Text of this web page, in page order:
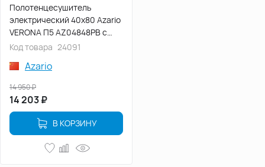
Полотенцесушитель
электрический 40х80 Azario
VERONA П5 AZ04848PB с
полкой, диммер справа,
Код товара 24091
Azario
14 203₽
14 950₽
В КОРЗИНУ